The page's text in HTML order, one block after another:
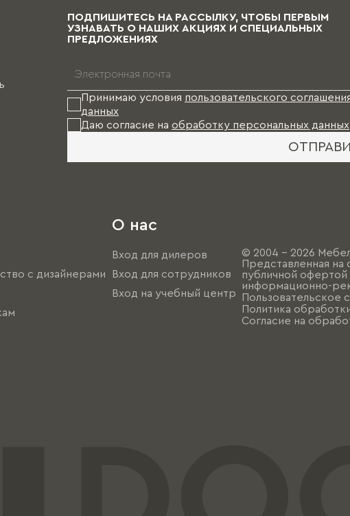
ПОДПИШИТЕСЬ НА РАССЫЛКУ, ЧТОБЫ ПЕРВЫМ
УЗНАВАТЬ О НАШИХ АКЦИЯХ И СПЕЦИАЛЬНЫХ
ПРЕДЛОЖЕНИЯХ
Принимаю условия пользовательского
данных
Даю согласие на обработку персональных данных
с дизайнерами
О нас
Вход для дилеров
Вход для сотрудников
Вход на учебный центр
© 2004 - 2026
Представленная на
публичной офертой
информационно-
Пользовательское
Политика
Согласие на